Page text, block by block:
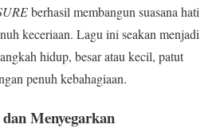
berhasil membangun suasana hati
keceriaan. Lagu ini seakan menjadi
hidup, besar atau kecil, patut
penuh kebahagiaan.
Menyegarkan